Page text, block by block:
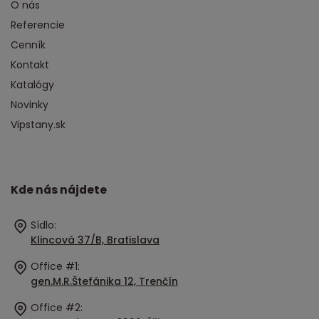
O nás
Referencie
Cenník
Kontakt
Katalógy
Novinky
Vipstany.sk
Kde nás nájdete
Sídlo:
Klincová 37/B, Bratislava
Office #1:
gen.M.R.Štefánika 12, Trenčín
Office #2: